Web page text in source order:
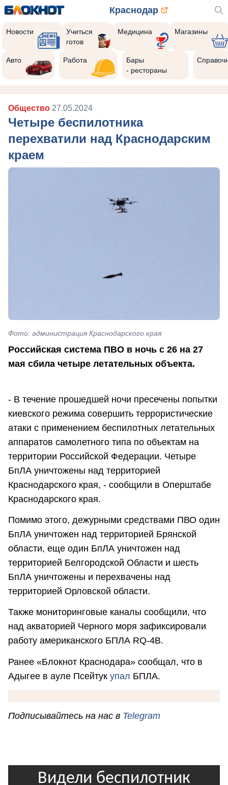
Краснодар
Новости
Учиться
готов
Медицина Магазины
Авто Работа
Бары
- рестораны
Общество 27.05.2024
Четыре беспилотника
перехватили над Краснодарским
краем
Фото: администрация Краснодарского края
Российская система ПВО в ночь с 26 на 27
мая сбила четыре летательных объекта.
- В течение прошедшей ночи пресечены попытки
киевского режима совершить террористические
атаки с применением беспилотных летательных
аппаратов самолетного типа по объектам на
территории Российской Федерации. Четыре
БпЛА уничтожены над территорией
Краснодарского края, - сообщили в Оперштабе
Краснодарского края.
Помимо этого, дежурными средствами ПВО один
БпЛА уничтожен над территорией Брянской
области, еще один БпЛА уничтожен над
территорией Белгородской Области и шесть
БпЛА уничтожены и перехвачены над
территорией Орловской области.
Также мониторинговые каналы сообщили, что
над акваторией Черного моря зафиксировали
работу американского БПЛА RQ-4B.
Ранее «Блокнот Краснодара» сообщал, что в
Адыгее в ауле Псейтук упал БПЛА.
Подписывайтесь на нас в Telegram
Реклама закроется через: